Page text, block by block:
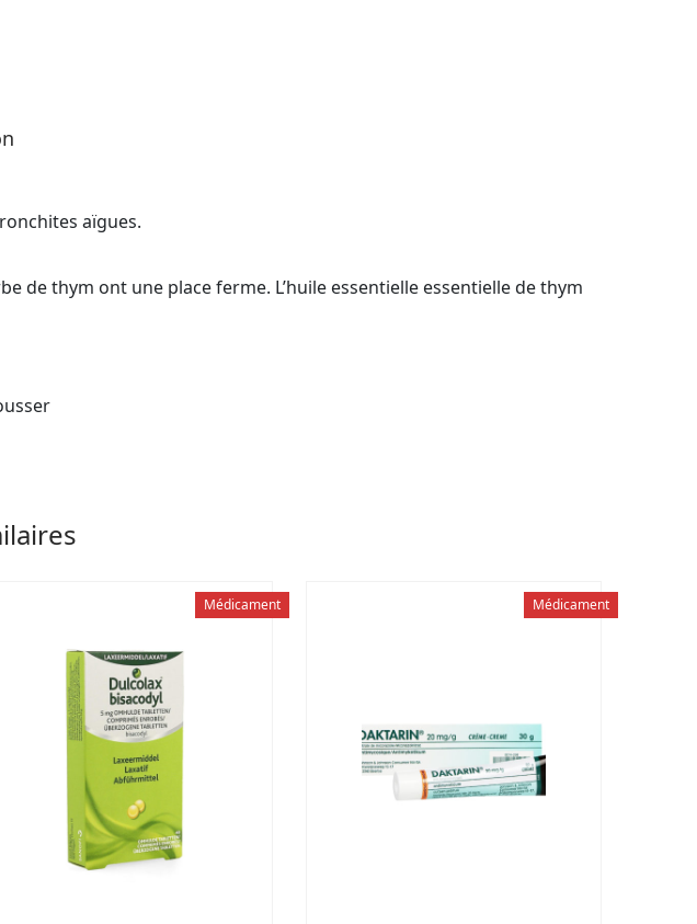
aïgues.
de thym ont une place ferme. L’huile essentielle essentielle de thym
Médicament Médicament